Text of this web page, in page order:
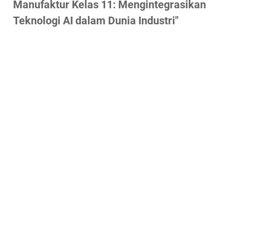
Manufaktur Kelas 11: Mengintegrasikan
Teknologi AI dalam Dunia Industri"